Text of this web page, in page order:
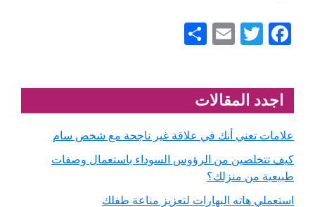
F
e
o
o
k
T
er
E
Primary
اجدد المقالات
علامات تعني أنك في علاقة غير ناجحة مع شخص سام
كيف تتخلصين من الرؤوس السوداء باستعمال وصفات
طبيعية من منزلك؟
استعملي هاته البهارات لتعزيز مناعة طفلك